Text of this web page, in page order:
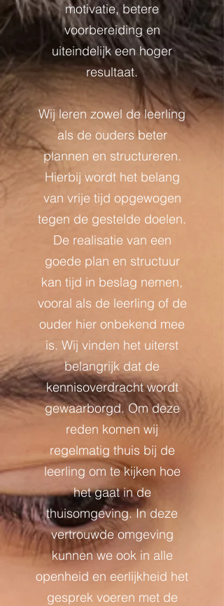
motivatie, betere
voorbereiding en
uiteindelijk een hoger
resultaat.
Wij leren zowel de leerling
als de ouders beter
plannen en structureren.
Hierbij wordt het belang
van vrije tijd opgewogen
tegen de gestelde doelen.
De realisatie van een
goede plan en structuur
kan tijd in beslag nemen,
vooral als de leerling of de
ouder hier onbekend mee
is. Wij vinden het uiterst
belangrijk dat de
kennisoverdracht wordt
gewaarborgd. Om deze
reden komen wij
regelmatig thuis bij de
leerling om te kijken hoe
het gaat in de
thuisomgeving. In deze
vertrouwde omgeving
kunnen we ook in alle
openheid en eerlijkheid het
gesprek voeren met de